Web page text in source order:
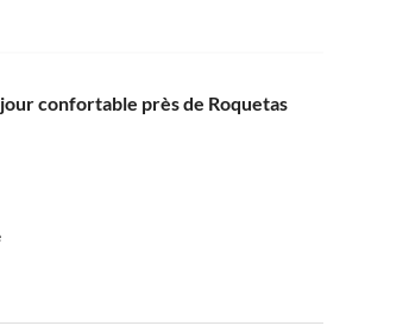
confortable près de Roquetas